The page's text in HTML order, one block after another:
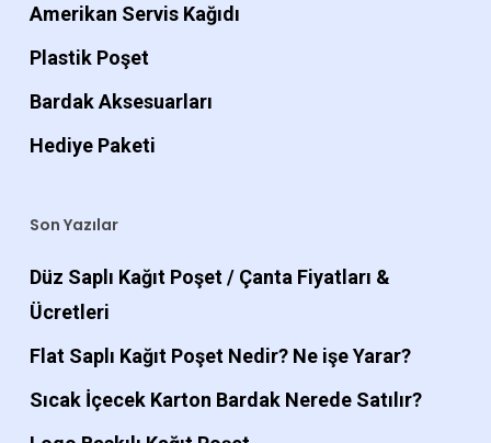
Amerikan Servis Kağıdı
Plastik Poşet
Bardak Aksesuarları
Hediye Paketi
Son Yazılar
Düz Saplı Kağıt Poşet / Çanta Fiyatları &
Ücretleri
Flat Saplı Kağıt Poşet Nedir? Ne işe Yarar?
Sıcak İçecek Karton Bardak Nerede Satılır?